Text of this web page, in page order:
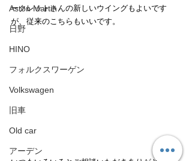
Aston Martin
日野
HINO
フォルクスワーゲン
Volkswagen
旧車
Old car
アーデン
ークレットさんの新しいウイングもよいです
が、従来のこちらもいいです。